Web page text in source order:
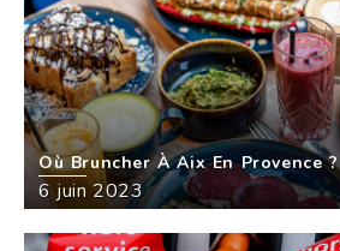
Où Bruncher À Aix En Provence ?
6 juin 2023